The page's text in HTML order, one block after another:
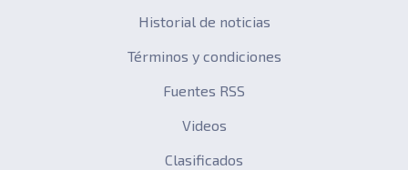
Historial de noticias
Términos y condiciones
Fuentes RSS
Videos
Clasificados